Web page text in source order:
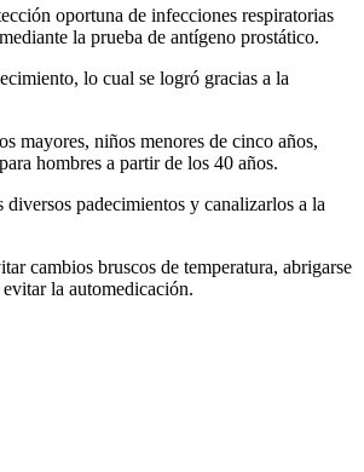
oportuna de infecciones respiratorias
la prueba de antígeno prostático.
lo cual se logró gracias a la
mayores, niños menores de cinco años,
hombres a partir de los 40 años.
padecimientos y canalizarlos a la
cambios bruscos de temperatura, abrigarse
la automedicación.